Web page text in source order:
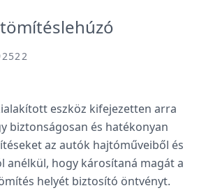
eszköz kifejezetten arra
biztonságosan és hatékonyan
az autók hajtóműveiből és
anélkül, hogy károsítaná magát a
helyét biztosító öntvényt.